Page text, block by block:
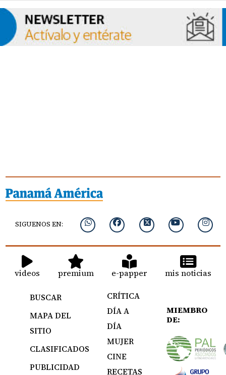
SIGUENOS EN:
videos premium e-papper mis noticias
BUSCAR
MAPA DEL
SITIO
CLASIFICADOS
PUBLICIDAD
CRÍTICA
DÍA A
DÍA
MUJER
CINE
RECETAS
MIEMBRO
DE: